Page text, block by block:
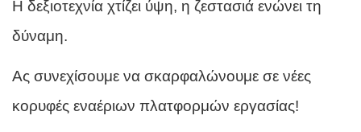
Η δεξιοτεχνία χτίζει ύψη, η ζεστασιά ενώνει τη
δύναμη.
Ας συνεχίσουμε να σκαρφαλώνουμε σε νέες
κορυφές εναέριων πλατφορμών εργασίας!